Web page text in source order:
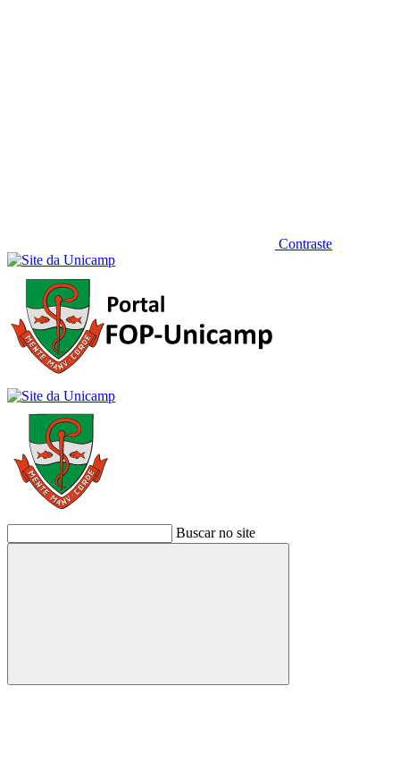
Contraste
Buscar no site
Buscar